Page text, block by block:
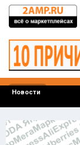
Новости